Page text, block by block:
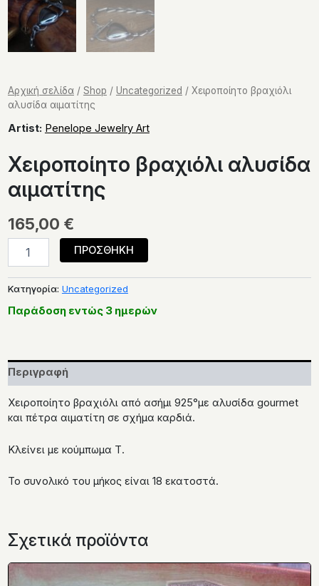
Αρχική σελίδα/ Shop / Uncategorized / Χειροποίητο βραχιόλι
αλυσίδα αιματίτης
Artist: Penelope Jewelry Art
Χειροποίητο βραχιόλι αλυσίδα
αιματίτης
165,00 €
Χειροποίητο
βραχιόλι
αιματίτης
ΠΡΟΣΘΗΚΗ
Κατηγορία: Uncategorized
Παράδοση εντώς 3 ημερών
Περιγραφή
Χειροποίητο βραχιόλι από ασήμι 925°με αλυσίδα gourmet
και πέτρα αιματίτη σε σχήμα καρδιά.
Κλείνει με κούμπωμα Τ.
Το συνολικό του μήκος είναι 18 εκατοστά.
Σχετικά προϊόντα